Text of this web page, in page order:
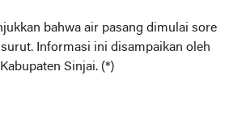
bahwa air pasang dimulai sore
Informasi ini disampaikan oleh
Sinjai. (*)